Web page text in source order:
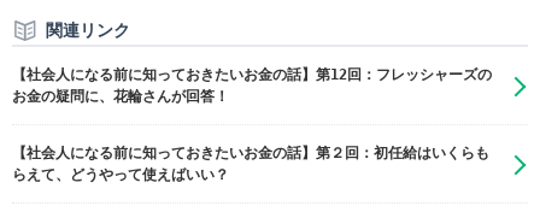
関連リンク
【社会人になる前に知っておきたいお金の話】第12回：フレッシャーズの
お金の疑問に、花輪さんが回答！
【社会人になる前に知っておきたいお金の話】第２回：初任給はいくらも
らえて、どうやって使えばいい？